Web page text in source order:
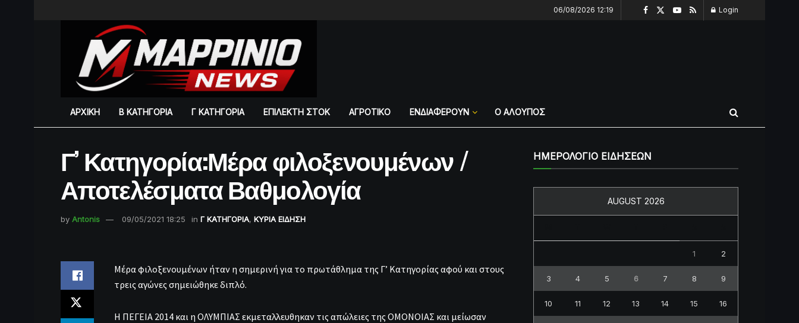
06/08/2026 12:19 Login
ΑΡΧΙΚΗ Β ΚΑΤΗΓΟΡΙΑ Γ ΚΑΤΗΓΟΡΙΑ ΕΠΙΛΕΚΤΗ ΣΤΟΚ ΑΓΡΟΤΙΚΟ ΕΝΔΙΑΦΕΡΟΥΝ Ο ΑΛΟΥΠΟΣ
Γ’ Κατηγορία:Μέρα φιλοξενουμένων /
Αποτελέσματα Βαθμολογία
by Antonis 09/05/2021 18:25 in Γ ΚΑΤΗΓΟΡΙΑ, ΚΥΡΙΑ ΕΙΔΗΣΗ
Μέρα φιλοξενουμένων ήταν η σημερινή για το πρωτάθλημα της Γ’ Κατηγορίας αφού και στους
τρεις αγώνες σημειώθηκε διπλό.
Η ΠΕΓΕΙΑ 2014 και η ΟΛΥΜΠΙΑΣ εκμεταλλευθηκαν τις απώλειες της ΟΜΟΝΟΙΑΣ και μείωσαν
ΗΜΕΡΟΛΟΓΙΟ ΕΙΔΗΣΕΩΝ
AUGUST 2026
1 2
3 4 5 6 7 8 9
10 11 12 13 14 15 16